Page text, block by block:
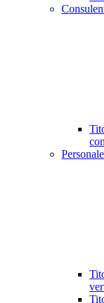
Personale